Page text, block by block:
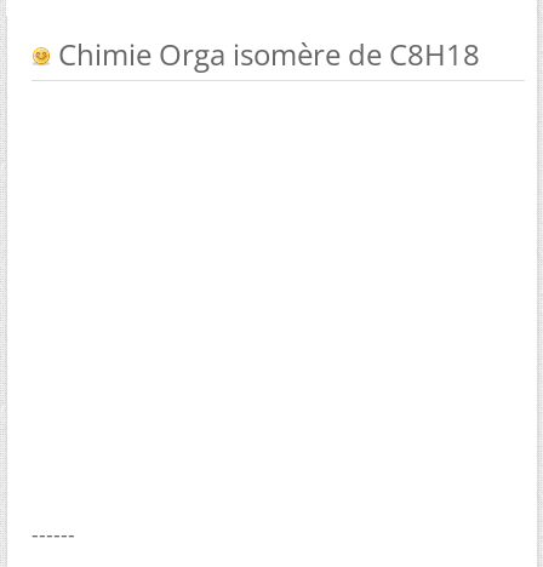
Chimie Orga isomère de C8H18
------